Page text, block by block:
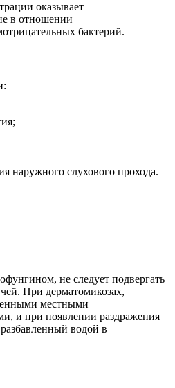
оказывает
в отношении
бактерий.
наружного слухового прохода.
не следует подвергать
При дерматомикозах,
местными
и при появлении раздражения
водой в